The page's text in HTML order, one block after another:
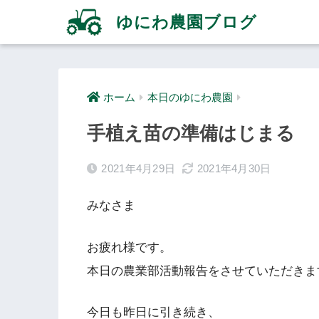
ゆにわ農園ブログ
ホーム 本日のゆにわ農園
手植え苗の準備はじまる
2021年4月29日 2021年4月30日
みなさま
お疲れ様です。
本日の農業部活動報告をさせていただき
今日も昨日に引き続き、